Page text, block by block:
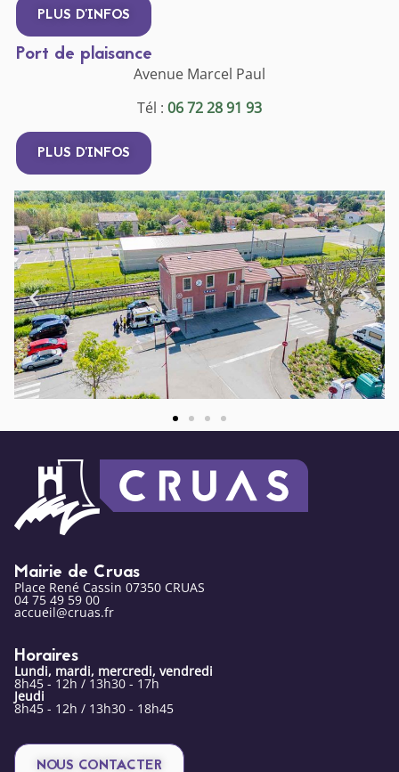
PLUS D'INFOS
Port de plaisance
Avenue Marcel Paul
Tél : 06 72 28 91 93
PLUS D'INFOS
Mairie de Cruas
Place René Cassin 07350 CRUAS
04 75 49 59 00
accueil@cruas.fr
Horaires
Lundi, mardi, mercredi, vendredi
8h45 - 12h / 13h30 - 17h
Jeudi
8h45 - 12h / 13h30 - 18h45
NOUS CONTACTER